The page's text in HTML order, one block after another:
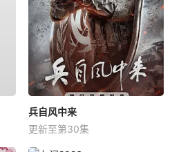
兵自风中来
更新至第30集